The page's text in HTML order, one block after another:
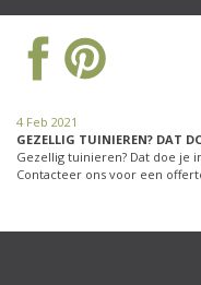
4 Feb 2021
GEZELLIG TUINIEREN? DAT
Gezellig tuinieren? Dat doe je
Contacteer ons voor een